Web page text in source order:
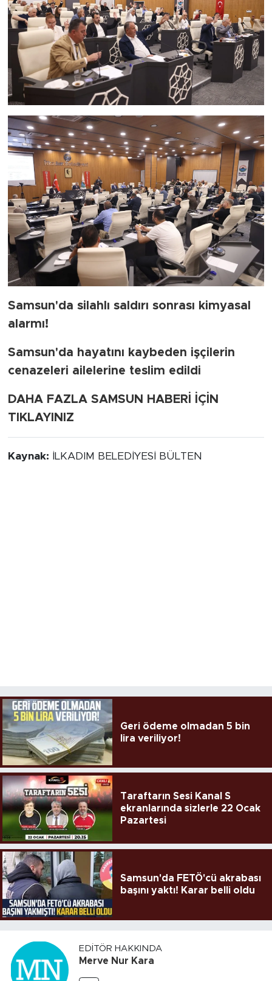
Samsun'da silahlı saldırı sonrası kimyasal
alarmı!
Samsun'da hayatını kaybeden işçilerin
cenazeleri ailelerine teslim edildi
DAHA FAZLA SAMSUN HABERİ İÇİN
TIKLAYINIZ
Kaynak: İLKADIM BELEDİYESİ BÜLTEN
Geri ödeme olmadan 5 bin
lira veriliyor!
Taraftarın Sesi Kanal S
ekranlarında sizlerle 22 Ocak
Pazartesi
Samsun'da FETÖ'cü akrabası
başını yaktı! Karar belli oldu
EDITÖR HAKKINDA
Merve Nur Kara